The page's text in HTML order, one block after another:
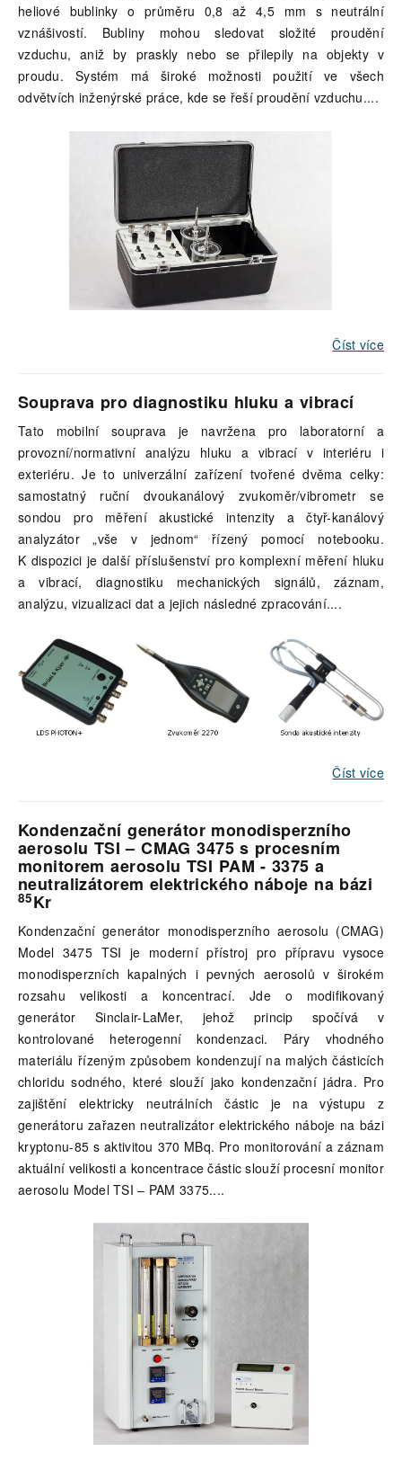
heliové bublinky o průměru 0,8 až 4,5 mm s neutrální
vznášivostí. Bubliny mohou sledovat složité proudění
vzduchu, aniž by praskly nebo se přilepily na objekty v
proudu. Systém má široké možnosti použití ve všech
odvětvích inženýrské práce, kde se řeší proudění vzduchu....
Číst více
Souprava pro diagnostiku hluku a vibrací
Tato mobilní souprava je navržena pro laboratorní a
provozní/normativní analýzu hluku a vibrací v interiéru i
exteriéru. Je to univerzální zařízení tvořené dvěma celky:
samostatný ruční dvoukanálový zvukoměr/vibrometr se
sondou pro měření akustické intenzity a čtyř-kanálový
analyzátor „vše v jednom“ řízený pomocí notebooku.
K dispozici je další příslušenství pro komplexní měření hluku
a vibrací, diagnostiku mechanických signálů, záznam,
analýzu, vizualizaci dat a jejich následné zpracování....
Číst více
Kondenzační generátor monodisperzního
aerosolu TSI – CMAG 3475s procesním
monitorem aerosolu TSI PAM - 3375 a
neutralizátorem elektrického náboje na bázi
85Kr
Kondenzační generátor monodisperzního aerosolu (CMAG)
Model 3475 TSI je moderní přístroj pro přípravu vysoce
monodisperzních kapalných i pevných aerosolů v širokém
rozsahu velikosti a koncentrací. Jde o modifikovaný
generátor Sinclair-LaMer, jehož princip spočívá v
kontrolované heterogenní kondenzaci. Páry vhodného
materiálu řízeným způsobem kondenzují na malých částicích
chloridu sodného, které slouží jako kondenzační jádra. Pro
zajištění elektricky neutrálních částic je na výstupu z
generátoru zařazen neutralizátor elektrického náboje na bázi
kryptonu-85 s aktivitou 370 MBq. Pro monitorování a záznam
aktuální velikosti a koncentrace částic slouží procesní monitor
aerosolu Model TSI – PAM 3375....